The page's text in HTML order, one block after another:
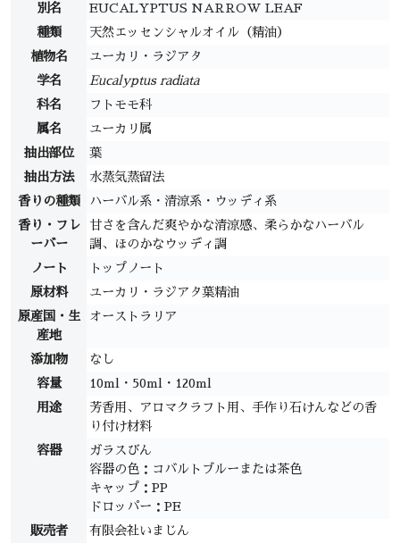
別名
EUCALYPTUS NARROW LEAF
種類
天然エッセンシャルオイル（精油）
植物名
ユーカリ・ラジアタ
学名
Eucalyptus radiata
科名
フトモモ科
属名
ユーカリ属
抽出部位
葉
抽出方法
水蒸気蒸留法
香りの種類
ハーバル系・清涼系・ウッディ系
香り・フレ
ーバー
甘さを含んだ爽やかな清涼感、柔らかなハーバル
調、ほのかなウッディ調
ノート
トップノート
原材料
ユーカリ・ラジアタ葉精油
原産国・生
産地
オーストラリア
添加物
なし
容量
10ml・50ml・120ml
用途
芳香用、アロマクラフト用、手作り石けんなどの香
り付け材料
容器
ガラスびん
容器の色：コバルトブルーまたは茶色
キャップ：PP
ドロッパー：PE
販売者
有限会社いまじん